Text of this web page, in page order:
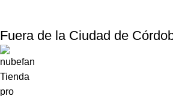
Fuera de la Ciudad de